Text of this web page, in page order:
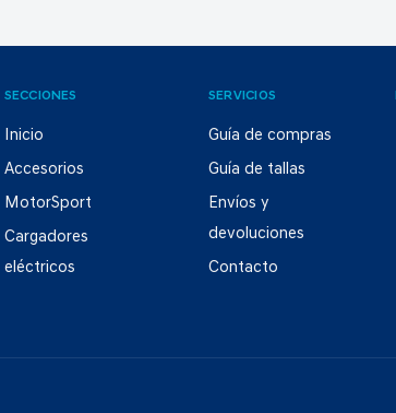
SECCIONES
Inicio
Accesorios
MotorSport
Cargadores
eléctricos
SERVICIOS
Guía de compras
Guía de tallas
Envíos y
devoluciones
Contacto